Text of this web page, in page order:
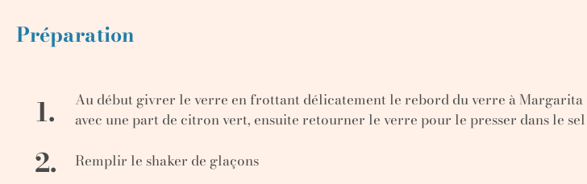
Préparation
1.
Au début givrer le verre en frottant délicatement le rebord du verre à Margarita
avec une part de citron vert, ensuite retourner le verre pour le presser dans le sel
2. Remplir le shaker de glaçons